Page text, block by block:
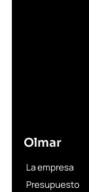
Olmar
La empresa
Presupuesto